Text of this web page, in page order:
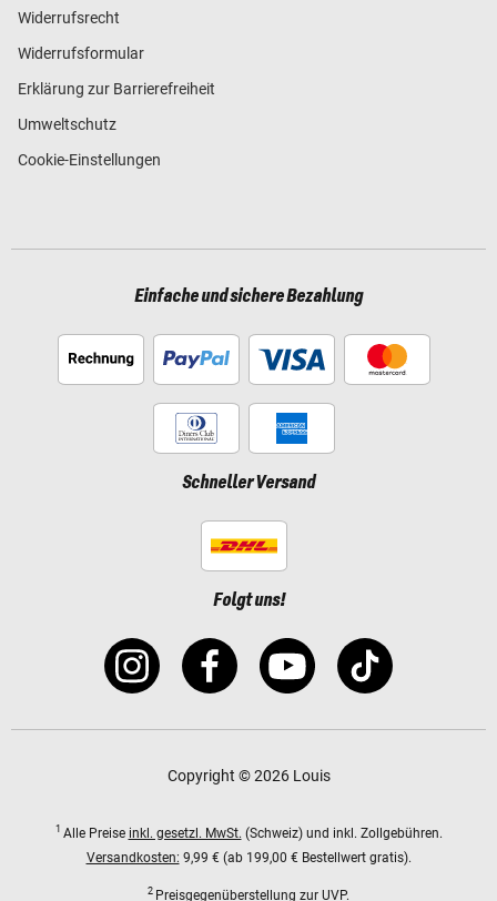
Widerrufsrecht
Widerrufsformular
Erklärung zur Barrierefreiheit
Umweltschutz
Cookie-Einstellungen
Einfache und sichere Bezahlung
Schneller Versand
Folgt uns!
Copyright © 2026 Louis
1 Alle Preise inkl. gesetzl. MwSt. (Schweiz) und inkl. Zollgebühren.
Versandkosten: 9,99 € (ab 199,00 € Bestellwert gratis).
2 Preisgegenüberstellung zur UVP.